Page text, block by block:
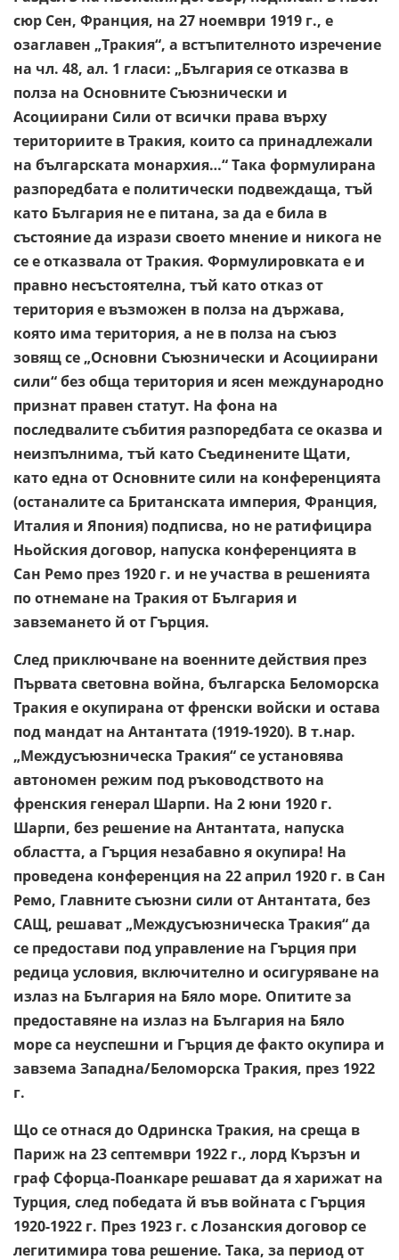
сюр Сен, Франция, на 27 ноември 1919 г., е
озаглавен „Тракия“, а встъпителното изречение
на чл. 48, ал. 1 гласи: „България се отказва в
полза на Основните Съюзнически и
Асоциирани Сили от всички права върху
териториите в Тракия, които са принадлежали
на българската монархия…“ Така формулирана
разпоредбата е политически подвеждаща, тъй
като България не е питана, за да е била в
състояние да изрази своето мнение и никога не
се е отказвала от Тракия. Формулировката е и
правно несъстоятелна, тъй като отказ от
територия е възможен в полза на държава,
която има територия, а не в полза на съюз
зовящ се „Основни Съюзнически и Асоциирани
сили“ без обща територия и ясен международно
признат правен статут. На фона на
последвалите събития разпоредбата се оказва и
неизпълнима, тъй като Съединените Щати,
като една от Основните сили на конференцията
(останалите са Британската империя, Франция,
Италия и Япония) подписва, но не ратифицира
Ньойския договор, напуска конференцията в
Сан Ремо през 1920 г. и не участва в решенията
по отнемане на Тракия от България и
завземането й от Гърция.
След приключване на военните действия през
Първата световна война, българска Беломорска
Тракия е окупирана от френски войски и остава
под мандат на Антантата (1919-1920). В т.нар.
„Междусъюзническа Тракия“ се установява
автономен режим под ръководството на
френския генерал Шарпи. На 2 юни 1920 г.
Шарпи, без решение на Антантата, напуска
областта, а Гърция незабавно я окупира! На
проведена конференция на 22 април 1920 г. в Сан
Ремо, Главните съюзни сили от Антантата, без
САЩ, решават „Междусъюзническа Тракия“ да
се предостави под управление на Гърция при
редица условия, включително и осигуряване на
излаз на България на Бяло море. Опитите за
предоставяне на излаз на България на Бяло
море са неуспешни и Гърция де факто окупира и
завзема Западна/Беломорска Тракия, през 1922
г.
Що се отнася до Одринска Тракия, на среща в
Париж на 23 септември 1922 г., лорд Кързън и
граф Сфорца-Поанкаре решават да я харижат на
Турция, след победата й във войната с Гърция
1920-1922 г. През 1923 г. с Лозанския договор се
легитимира това решение. Така, за период от